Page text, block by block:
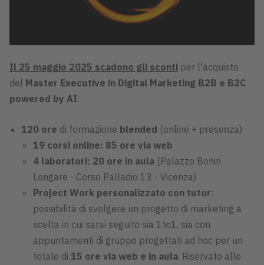
Il 25 maggio 2025 scadono gli sconti per l'acquisto
del Master Executive in Digital Marketing B2B e B2C
powered by AI:
120 ore di formazione blended (online + presenza)
19 corsi online: 85 ore via web
4 laboratori: 20 ore in aula (Palazzo Bonin
Longare - Corso Palladio 13 - Vicenza)
Project Work personalizzato con tutor:
possibilità di svolgere un progetto di marketing a
scelta in cui sarai seguito sia 1to1, sia con
appuntamenti di gruppo progettati ad hoc per un
totale di 15 ore via web e in aula. Riservato alle